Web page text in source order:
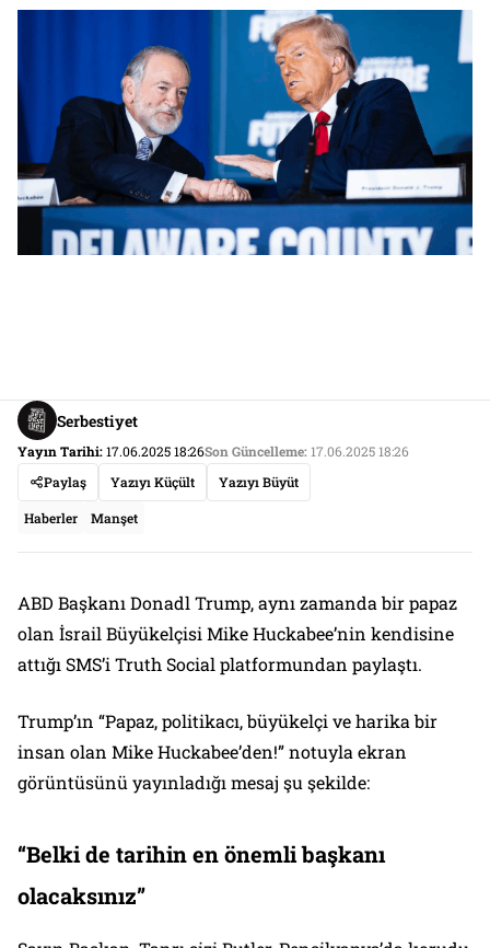
Serbestiyet
Yayın Tarihi:17.06.2025 18:26Son Güncelleme:17.06.2025 18:26
Paylaş
Yazıyı Küçült Yazıyı Büyüt
Haberler Manşet
ABD Başkanı Donadl Trump, aynı zamanda bir papaz
olan İsrail Büyükelçisi Mike Huckabee’nin kendisine
attığı SMS’i Truth Social platformundan paylaştı.
Trump’ın “Papaz, politikacı, büyükelçi ve harika bir
insan olan Mike Huckabee’den!” notuyla ekran
görüntüsünü yayınladığı mesaj şu şekilde:
“Belki de tarihin en önemli başkanı
olacaksınız”